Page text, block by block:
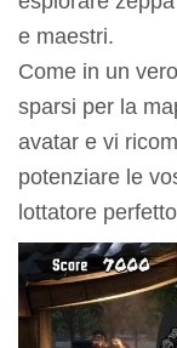
e maestri.
Come in un
sparsi per la
avatar e vi
potenziare le
lottatore